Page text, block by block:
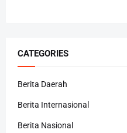
CATEGORIES
Berita Daerah
Berita Internasional
Berita Nasional